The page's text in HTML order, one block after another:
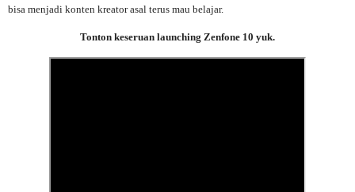
bisa menjadi konten kreator asal terus mau belajar.
Tonton keseruan launching Zenfone 10 yuk.